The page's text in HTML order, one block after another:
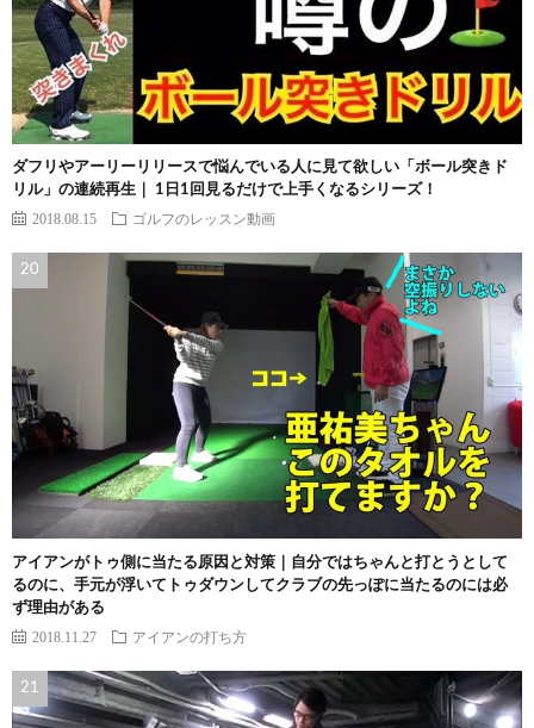
ダフリやアーリーリリースで悩んでいる人に見て欲しい「ボール突きド
リル」の連続再生｜ 1日1回見るだけで上手くなるシリーズ！
2018.08.15 ゴルフのレッスン動画
アイアンがトゥ側に当たる原因と対策｜自分ではちゃんと打とうとして
るのに、手元が浮いてトゥダウンしてクラブの先っぽに当たるのには必
ず理由がある
2018.11.27 アイアンの打ち方